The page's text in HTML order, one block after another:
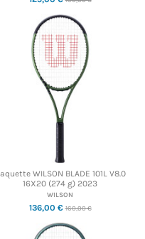
WILSON BLADE 101L V8.0
16X20 (274 g) 2023
WILSON
136,00 €160,00 €